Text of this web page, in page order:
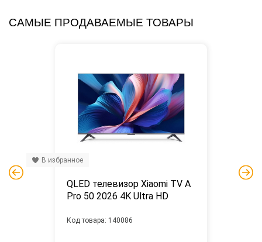
САМЫЕ ПРОДАВАЕМЫЕ ТОВАРЫ
QLED телевизор Xiaomi TV A
Pro 50 2026 4K Ultra HD
Код товара: 140086
В избранное